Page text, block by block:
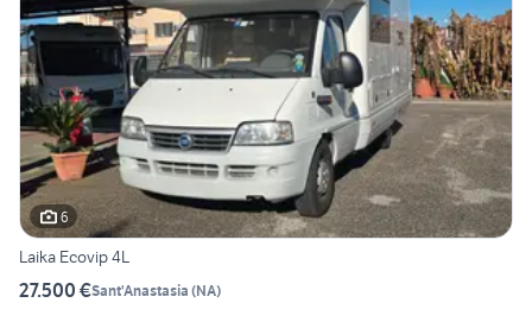
6
Laika Ecovip 4L
27.500 €Sant'Anastasia (NA)